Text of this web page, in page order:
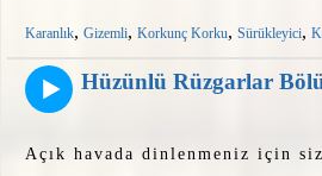
Karanlık, Gizemli, Korkunç Korku, Sürükleyici,
Hüzünlü Rüzgarlar
Açık havada dinlenmeniz için